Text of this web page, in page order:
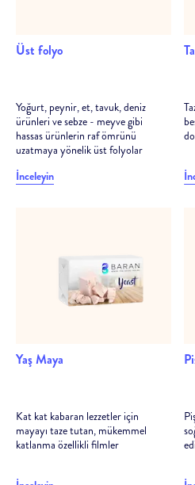
Üst folyo
Yoğurt, peynir, et, tavuk, deniz
ürünleri ve sebze - meyve gibi
hassas ürünlerin raf ömrünü
uzatmaya yönelik üst folyolar
İnceleyin
Yaş Maya
Kat kat kabaran lezzetler için
mayayı taze tutan, mükemmel
katlanma özellikli filmler